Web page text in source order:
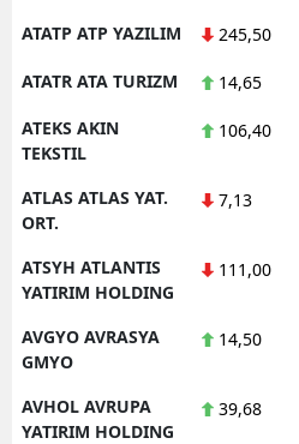
ATATP ATP YAZILIM 245,50
ATATR ATA TURIZM 14,65
ATEKS AKIN
TEKSTIL
106,40
ATLAS ATLAS YAT.
ORT.
7,13
ATSYH ATLANTIS
YATIRIM HOLDING
111,00
AVGYO AVRASYA
GMYO
14,50
AVHOL AVRUPA
YATIRIM HOLDING
39,68